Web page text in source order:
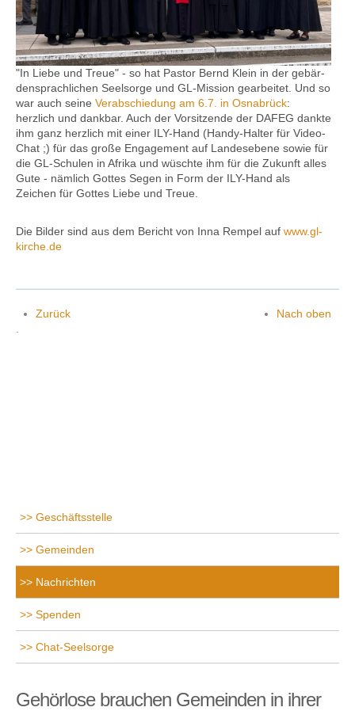
Kontakt
"In Liebe und Treue" - so hat Pastor Bernd Klein in der gebär­
den­sprach­lichen Seel­sorge und GL-Mission gearbeitet. Und so
war auch seine Ver­ab­schie­dung am 6.7. in Osnabrück:
herzlich und dankbar. Auch der Vorsitzende der DAFEG dankte
ihm ganz herzlich mit einer ILY-Hand (Handy-Halter für Video-
Chat ;) für das große Engagement auf Landesebene sowie für
die GL-Schulen in Afrika und wüschte ihm für die Zukunft alles
Gute - nämlich Gottes Segen in Form der ILY-Hand als
Zeichen für Gottes Liebe und Treue.
Die Bilder sind aus dem Bericht von Inna Rempel auf www.gl-
kirche.de
Zurück
Nach oben
Geschäftsstelle
Gemeinden
Nachrichten
Spenden
Chat-Seelsorge
Gehörlose brauchen Gemeinden in ihrer